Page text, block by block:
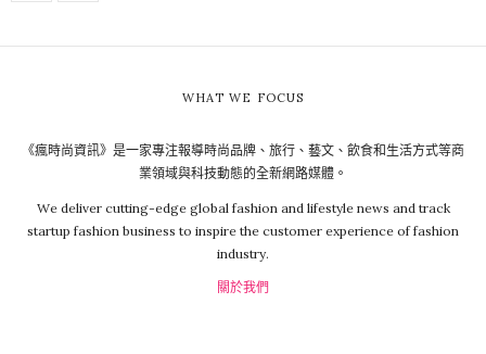
WHAT WE FOCUS
《瘋時尚資訊》是一家專注報導時尚品牌、旅行、藝文、飲食和生活方式等商
業領域與科技動態的全新網路媒體。
We deliver cutting-edge global fashion and lifestyle news and track
startup fashion business to inspire the customer experience of fashion
industry.
關於我們